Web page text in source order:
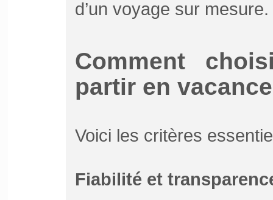
d’un voyage sur mesure.
Comment
partir en
Voici les critères
Fiabilité et